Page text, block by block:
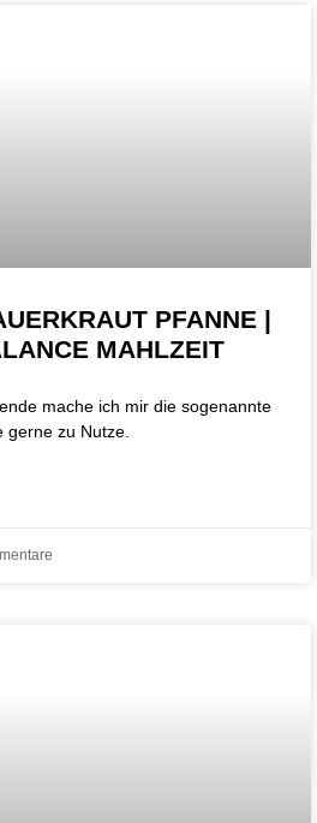
PFANNE |
MAHLZEIT
mache ich mir die sogenannte
zu Nutze.